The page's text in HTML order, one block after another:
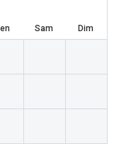
Formes
Lunettes
Sam Dim